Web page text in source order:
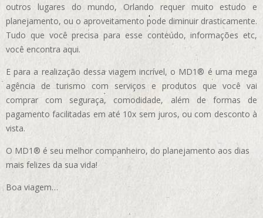
outros lugares do mundo, Orlando requer muito estudo e
planejamento, ou o aproveitamento pode diminuir drasticamente.
Tudo que você precisa para esse conteúdo, informações etc,
você encontra aqui.
E para a realização dessa viagem incrível, o MD1® é uma mega
agência de turismo com serviços e produtos que você vai
comprar com seguraça, comodidade, além de formas de
pagamento facilitadas em até 10x sem juros, ou com desconto à
vista.
O MD1® é seu melhor companheiro, do planejamento aos dias
mais felizes da sua vida!
Boa viagem…